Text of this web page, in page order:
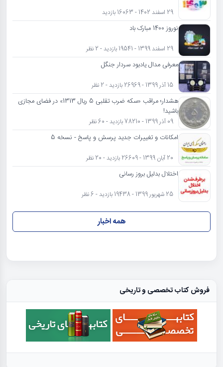
29 اسفند 1402 - 16063 بازدید
نوروز 1400 مبارک باد
29 اسفند 1399 - 19541 بازدید - 2 نظر
معرفی مدال یادبود سردار جنگل
15 آذر 1399 - 26969 بازدید - 2 نظر
هشدار؛ مراقب «سکه ضرب تقلبی 5 ریال 1313» در فضای مجازی
باشید!
09 آذر 1399 - 78210 بازدید - 60 نظر
امکانات و تغییرات جدید پرسش و پاسخ - نسخه 5
20 آبان 1399 - 26609 بازدید - 20 نظر
اختلال بدلیل بروز رسانی
25 شهریور 1399 - 19438 بازدید - 6 نظر
همه اخبار
فروش کتاب تخصصی و تاریخی